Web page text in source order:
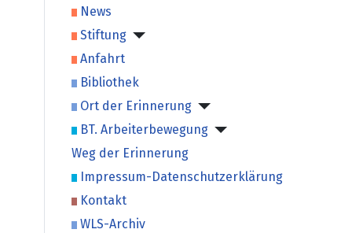
News
Stiftung
Anfahrt
Bibliothek
Ort der Erinnerung
BT. Arbeiterbewegung
Weg der Erinnerung
Impressum-Datenschutzerklärung
Kontakt
WLS-Archiv